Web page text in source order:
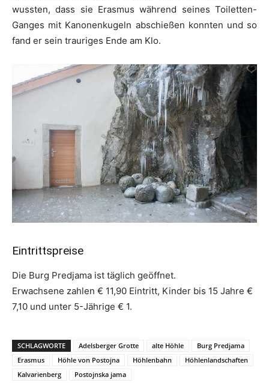
wussten, dass sie Erasmus während seines Toiletten-
Ganges mit Kanonenkugeln abschießen konnten und so
fand er sein trauriges Ende am Klo.
Eintrittspreise
Die Burg Predjama ist täglich geöffnet.
Erwachsene zahlen € 11,90 Eintritt, Kinder bis 15 Jahre €
7,10 und unter 5-Jährige € 1.
SCHLAGWORTE Adelsberger Grotte alte Höhle
Burg Predjama
Erasmus
Höhle von Postojna Höhlenbahn
Höhlenlandschaften
Kalvarienberg
Postojnska jama